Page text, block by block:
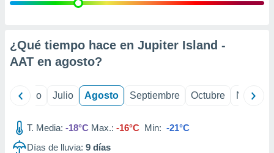
e
mediante
de
¿Qué tiempo hace en Jupiter Island -
AAT en agosto?
Junio Julio Agosto Septiembre Octubre
T. Media: -18°C Max.: -16°C Min: -21°C
Días de lluvia: 9 días